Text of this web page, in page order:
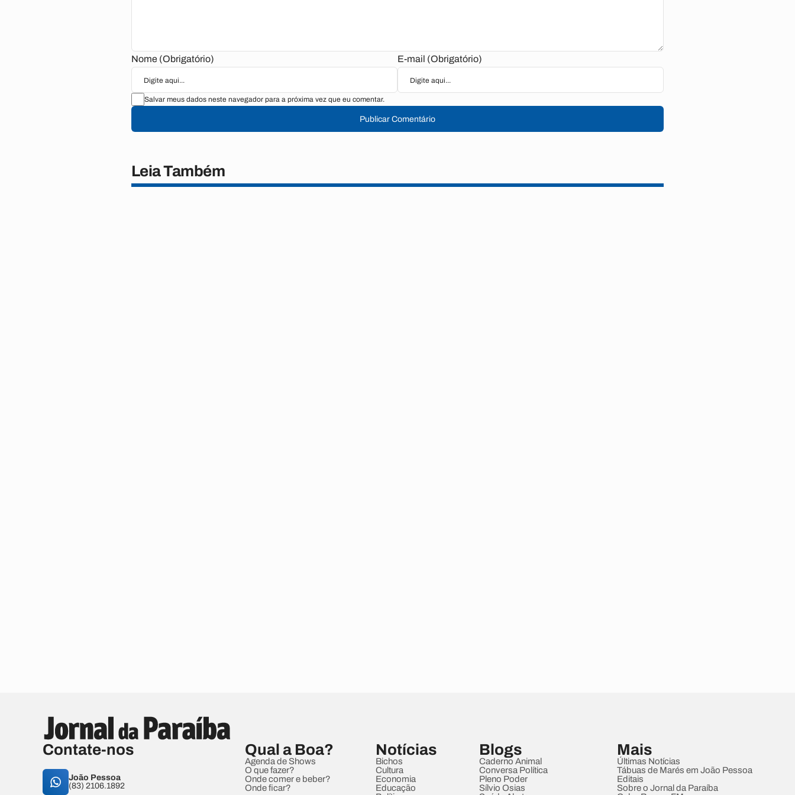
Nome (Obrigatório) E-mail (Obrigatório)
Salvar meus dados neste navegador para a próxima vez que eu comentar.
Publicar Comentário
Leia Também
Contate-nos
João Pessoa
(83) 2106.1892
Qual a Boa?
Agenda de Shows
O que fazer?
Onde comer e beber?
Onde ficar?
Notícias
Bichos
Cultura
Economia
Educação
Blogs
Caderno Animal
Conversa Política
Pleno Poder
Sílvio Osias
Mais
Últimas Notícias
Tábuas de Marés em João Pessoa
Editais
Sobre o Jornal da Paraíba